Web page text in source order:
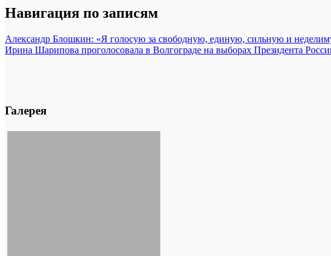
Навигация по записям
Александр Блошкин: «Я голосую за свободную, единую, сильную и
Ирина Шарипова проголосовала в Волгограде на выборах Президента
Галерея